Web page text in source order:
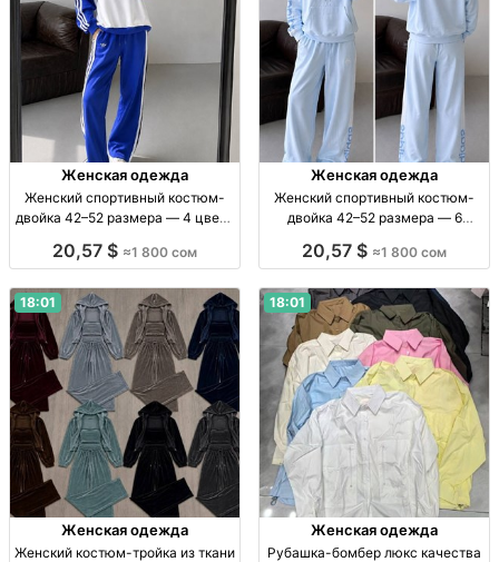
Женская одежда
Женский спортивный костюм-
двойка 42–52 размера — 4 цвета
р-р 42–52, 4 цв., высокое
20,57 $ ≈1 800 сом
Женская одежда
Женский спортивный костюм-
двойка 42–52 размера — 6
двойка, р-р 42–52, 6 цв.,
во.
20,57 $ ≈1 800 сом
18:01
Женская одежда
Женский костюм-тройка из ткани
18:01
Женская одежда
Рубашка-бомбер люкс качества